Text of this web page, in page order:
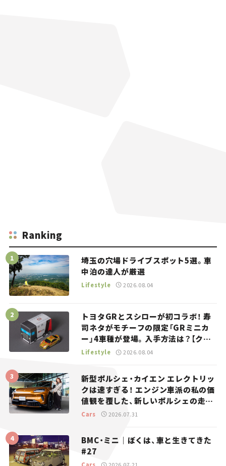
Ranking
埼玉の穴場ドライブスポット5選。車
中泊の達人が厳選
Lifestyle 2026.08.04
トヨタGRとスシローが初コラボ！ 寿
司ネタがモチーフの限定「GRミニカ
ー」4車種が登場。入手方法は？【クル
マとホビー】
Lifestyle 2026.08.04
新型ポルシェ・カイエン エレクトリッ
クは速すぎる！ エンジン車派の私の価
値観を覆した、新しいポルシェの走
り。
Cars 2026.07.31
BMC・ミニ｜ぼくは、車と生きてきた
#27